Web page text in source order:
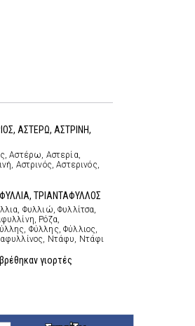
ΑΣΤΕΡΩ, ΑΣΤΡΙΝΗ,
Αστέρω, Αστερία,
Αστρινός, Αστερινός,
ΤΡΙΑΝΤΑΦΥΛΛΟΣ
Φυλλιώ, Φυλλίτσα,
Ρόζα,
Φύλλης, Φύλλιος,
Ντάφυ, Ντάφι
γιορτές